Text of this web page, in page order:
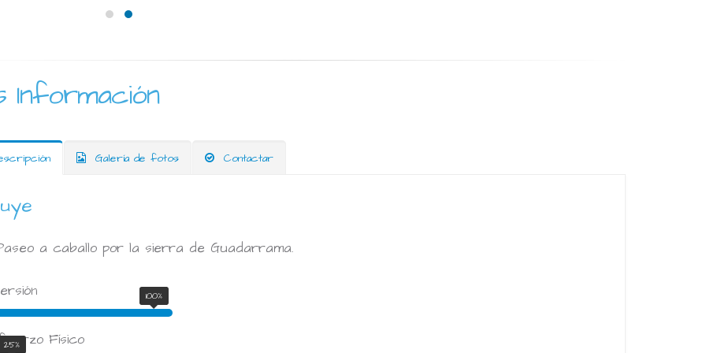
Información
Galería de fotos Contactar
a caballo por la sierra de Guadarrama.
100%
Físico
25%